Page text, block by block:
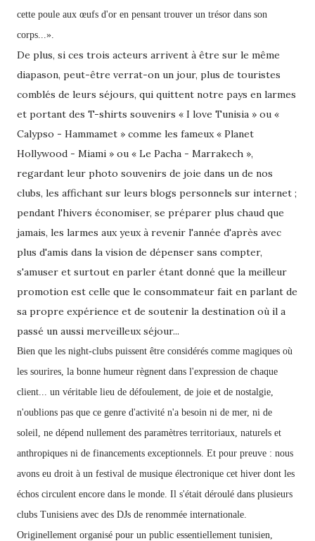
cette poule aux œufs d'or en pensant trouver un trésor dans son
corps...».
De plus, si ces trois acteurs arrivent à être sur le même
diapason, peut-être verrat-on un jour, plus de touristes
comblés de leurs séjours, qui quittent notre pays en larmes
et portant des T-shirts souvenirs « I love Tunisia » ou «
Calypso - Hammamet » comme les fameux « Planet
Hollywood - Miami » ou « Le Pacha - Marrakech »,
regardant leur photo souvenirs de joie dans un de nos
clubs, les affichant sur leurs blogs personnels sur internet ;
pendant l'hivers économiser, se préparer plus chaud que
jamais, les larmes aux yeux à revenir l'année d'après avec
plus d'amis dans la vision de dépenser sans compter,
s'amuser et surtout en parler étant donné que la meilleur
promotion est celle que le consommateur fait en parlant de
sa propre expérience et de soutenir la destination où il a
passé un aussi merveilleux séjour...
Bien que les night-clubs puissent être considérés comme magiques où
les sourires, la bonne humeur règnent dans l'expression de chaque
client... un véritable lieu de défoulement, de joie et de nostalgie,
n'oublions pas que ce genre d'activité n'a besoin ni de mer, ni de
soleil, ne dépend nullement des paramètres territoriaux, naturels et
anthropiques ni de financements exceptionnels. Et pour preuve : nous
avons eu droit à un festival de musique électronique cet hiver dont les
échos circulent encore dans le monde. Il s'était déroulé dans plusieurs
clubs Tunisiens avec des DJs de renommée internationale.
Originellement organisé pour un public essentiellement tunisien,